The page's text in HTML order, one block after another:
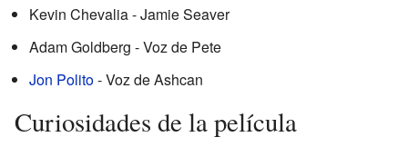
Kevin Chevalia - Jamie Seaver
Adam Goldberg - Voz de Pete
Jon Polito- Voz de Ashcan
Curiosidades de la película